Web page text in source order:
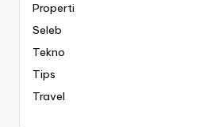
Properti
Seleb
Tekno
Tips
Travel